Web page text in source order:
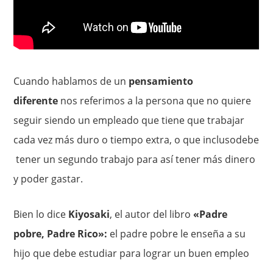
Cuando hablamos de un pensamiento
diferente nos referimos a la persona que no quiere
seguir siendo un empleado que tiene que trabajar
cada vez más duro o tiempo extra, o que inclusodebe
tener un segundo trabajo para así tener más dinero
y poder gastar.
Bien lo dice Kiyosaki, el autor del libro «Padre
pobre, Padre Rico»: el padre pobre le enseña a su
hijo que debe estudiar para lograr un buen empleo